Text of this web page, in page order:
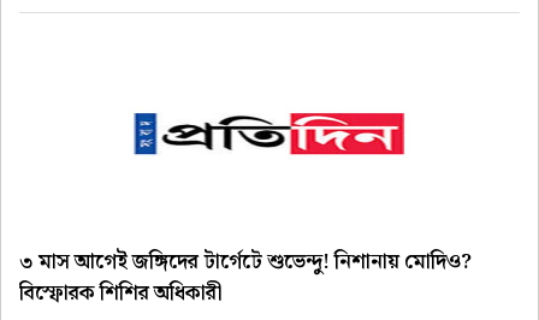
৩ মাস আগেই জঙ্গিদের টার্গেটে শুভেন্দু! নিশানায় মোদিও?
বিস্ফোরক শিশির অধিকারী